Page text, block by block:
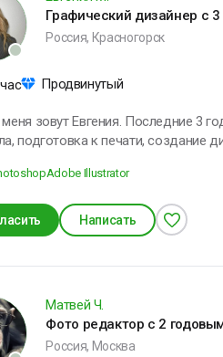
Графический дизайнер с
Россия, Красногорск
Продвинутый
3 года я работала в сфере производства одежды: наложение дизайнов
к печати, создание дизайнов. Дополнительно занимаюсь
портреты по фотографии. Часть моих работ можете посмотреть тут:
Adobe Illustrator
Написать
Матвей Ч.
Фото редактор с 2
Россия, Москва